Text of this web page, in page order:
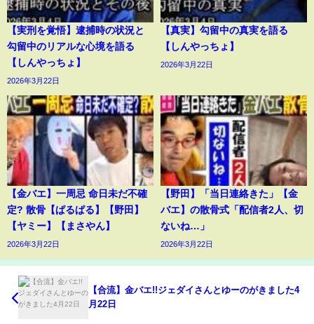
【実刑を覚悟】逮捕時の状況と
勾留中のリアルな心境を語る
【しんやっちょ】
2026年3月22日
【真実】勾留中の真実を語る
【しんやっちょ】
2026年3月22日
【金バエ】一周忌 命日未だ不確
定? 散骨【ぱるぱる】【野田】
【ヤミー】【まさやん】
2026年3月22日
【野田】「当日連絡きた」【金
バエ】の散骨式「配信者2人、切
ないね…」
2026年3月22日
【合流】金バエ!!ジェダイさんとゆーのがきました4
月22日